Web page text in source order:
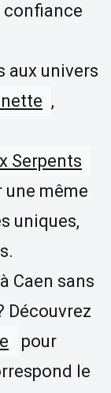
confiance
aux univers
,
Serpents
une même
uniques,
Caen sans
Découvrez
pour
le